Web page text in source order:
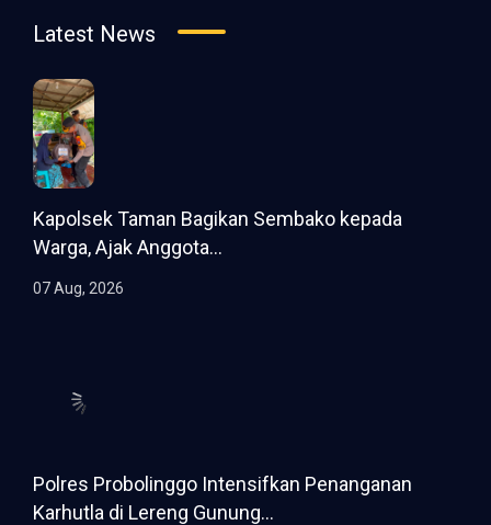
Latest News
Kapolsek Taman Bagikan Sembako kepada
Warga, Ajak Anggota...
07 Aug, 2026
Karhutla di Lereng Gunung...